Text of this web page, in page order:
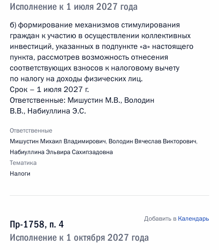
Исполнение к 1 июля 2027 года
б) формирование механизмов стимулирования
граждан к участию в осуществлении коллективных
инвестиций, указанных в подпункте «а» настоящего
пункта, рассмотрев возможность отнесения
соответствующих взносов к налоговому вычету
по налогу на доходы физических лиц.
Срок – 1 июля 2027 г.
Ответственные: Мишустин М.В., Володин
В.В., Набиуллина Э.С.
Ответственные
Мишустин Михаил Владимирович, Володин Вячеслав Викторович,
Набиуллина Эльвира Сахипзадовна
Тематика
Налоги
Пр-1758, п. 4
Исполнение к 1 октября 2027 года
Добавить в Календарь